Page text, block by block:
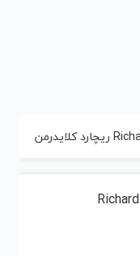
دانلود آهنگ های ریچارد کلایدرمن | Richard